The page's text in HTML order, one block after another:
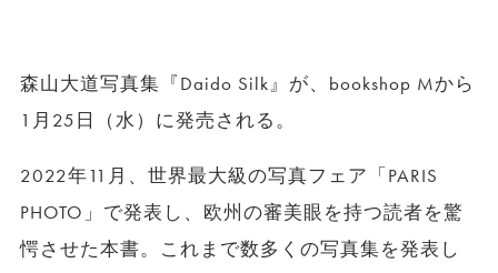
森山大道写真集『Daido Silk』が、bookshop Mから
1月25日（水）に発売される。
2022年11月、世界最大級の写真フェア「PARIS
PHOTO」で発表し、欧州の審美眼を持つ読者を驚
愕させた本書。これまで数多くの写真集を発表し